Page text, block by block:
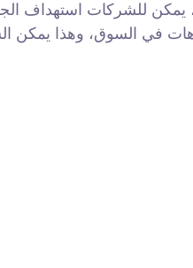
يمكن للشركات استهداف
في السوق، وهذا يمكن